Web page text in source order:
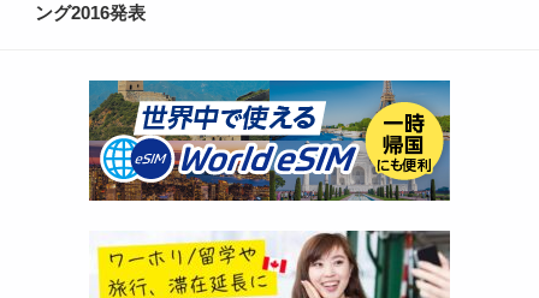
ング2016発表